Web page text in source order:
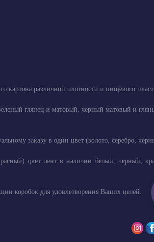
картона различной плотности и пищевого
глянец и матовый, черный матовый и
заказу в один цвет (золото, серебро,
цвет лент в наличии белый, черный,
коробок для удовлетворения Ваших целей.